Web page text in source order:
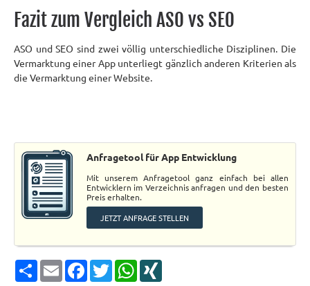
Fazit zum Vergleich ASO vs SEO
ASO und SEO sind zwei völlig unterschiedliche Disziplinen. Die
Vermarktung einer App unterliegt gänzlich anderen Kriterien als
die Vermarktung einer Website.
Anfragetool für App Entwicklung
Mit unserem Anfragetool ganz einfach bei allen
Entwicklern im Verzeichnis anfragen und den besten
Preis erhalten.
JETZT ANFRAGE STELLEN
Share Email Facebook
TwitterWhatsApp